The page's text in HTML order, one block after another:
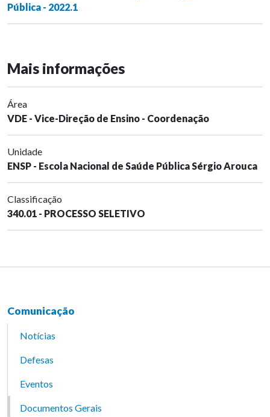
Pública - 2022.1
Mais informações
Área
VDE - Vice-Direção de Ensino - Coordenação
Unidade
ENSP - Escola Nacional de Saúde Pública Sérgio Arouca
Classificação
340.01 - PROCESSO SELETIVO
Comunicação
Notícias
Defesas
Eventos
Documentos Gerais